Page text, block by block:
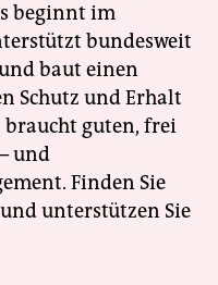
beginnt im
bundesweit
baut einen
Schutz und Erhalt
braucht guten, frei
und
Finden Sie
unterstützen Sie